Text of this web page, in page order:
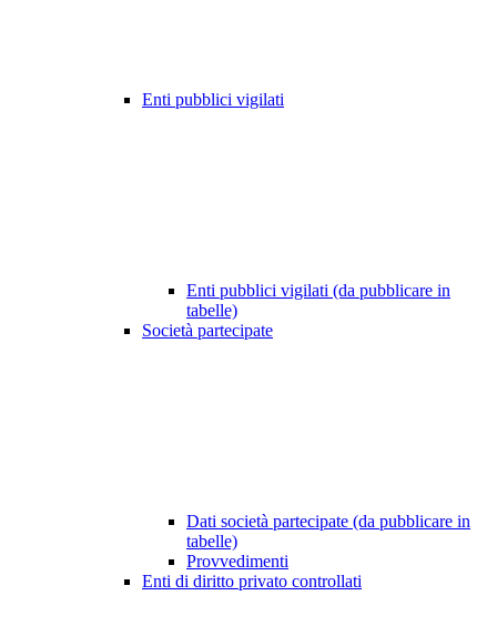
Enti pubblici vigilati
Enti pubblici vigilati (da pubblicare in
tabelle)
Società partecipate
Dati società partecipate (da pubblicare in
tabelle)
Provvedimenti
Enti di diritto privato controllati